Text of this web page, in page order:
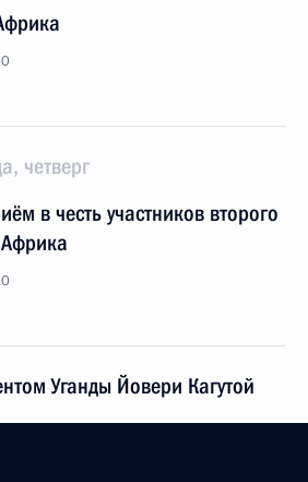
четверг
в честь участников второго
Уганды Йовери Кагутой